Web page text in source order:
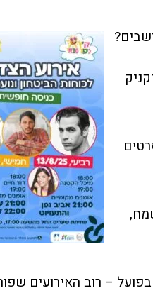
שמח,
בפועל – רוב האירועים